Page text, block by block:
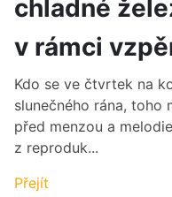
chladné
v rámci
Kdo se ve čtvrtek na
slunečného rána, toho
před menzou a
z reproduk...
Přejít